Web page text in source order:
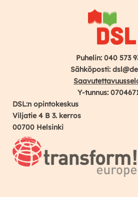
Puhelin: 040 573
Sähköposti:
Y-tunnus:
DSL:n opintokeskus
Viljatie 4 B 3. kerros
00700 Helsinki